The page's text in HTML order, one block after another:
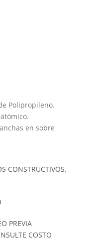
Polipropileno.
en sobre
CONSTRUCTIVOS,
PREVIA
COSTO